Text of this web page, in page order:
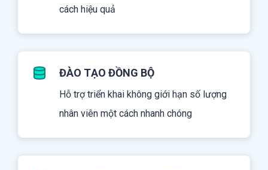
cách hiệu quả
ĐÀO TẠO ĐỒNG BỘ
Hỗ trợ triển khai không giới hạn số lượng
nhân viên một cách nhanh chóng